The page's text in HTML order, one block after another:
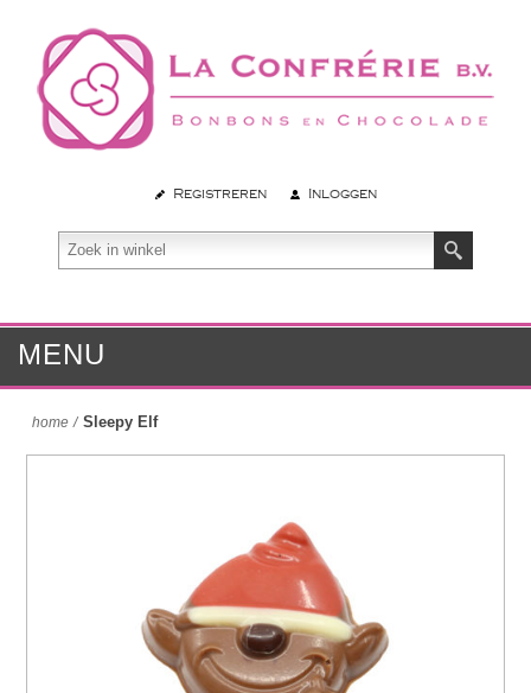
Registreren Inloggen
MENU
home / Sleepy Elf